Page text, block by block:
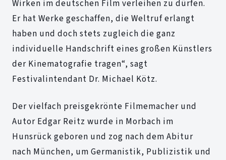
Wirken im deutschen Film verleihen zu dürfen.
Er hat Werke geschaffen, die Weltruf erlangt
haben und doch stets zugleich die ganz
individuelle Handschrift eines großen Künstlers
der Kinematografie tragen“, sagt
Festivalintendant Dr. Michael Kötz.
Der vielfach preisgekrönte Filmemacher und
Autor Edgar Reitz wurde in Morbach im
Hunsrück geboren und zog nach dem Abitur
nach München, um Germanistik, Publizistik und